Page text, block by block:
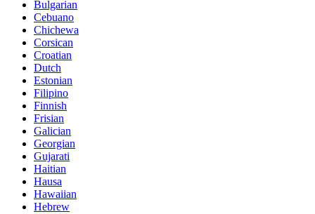
Bulgarian
Cebuano
Chichewa
Corsican
Croatian
Dutch
Estonian
Filipino
Finnish
Frisian
Galician
Georgian
Gujarati
Haitian
Hausa
Hawaiian
Hebrew